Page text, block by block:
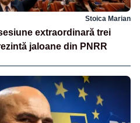
Stoica Marian
extraordinară trei
jaloane din PNRR